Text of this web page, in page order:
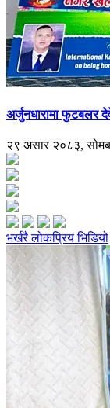
अर्जुनधारामा फुटबलर
२९ असार २०८३,
भर्खरैलोकप्रियभिडियो